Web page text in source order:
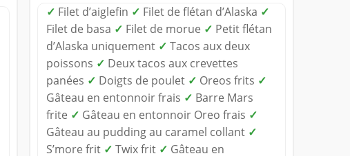
✓ Filet d’aiglefin ✓ Filet de flétan d’Alaska ✓
Filet de basa ✓ Filet de morue ✓ Petit flétan
d’Alaska uniquement ✓ Tacos aux deux
poissons ✓ Deux tacos aux crevettes
panées ✓ Doigts de poulet ✓ Oreos frits ✓
Gâteau en entonnoir frais ✓ Barre Mars
frite ✓ Gâteau en entonnoir Oreo frais ✓
Gâteau au pudding au caramel collant ✓
S’more frit ✓ Twix frit ✓ Gâteau en